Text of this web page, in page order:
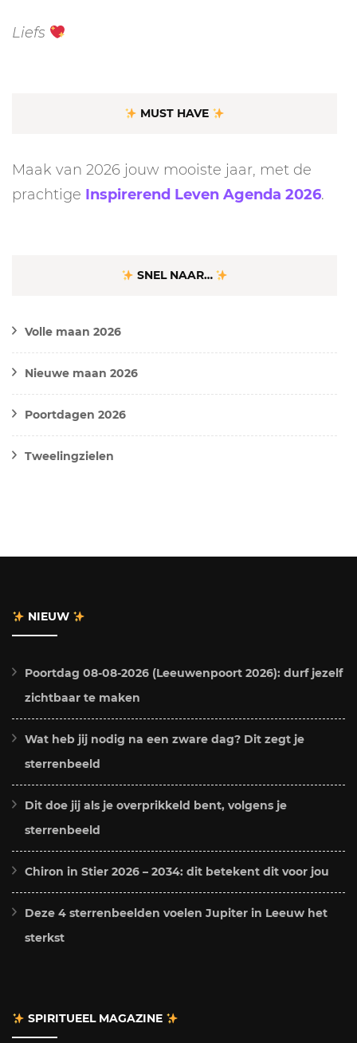
Liefs
MUST HAVE
Maak van 2026 jouw mooiste jaar, met de
prachtige Inspirerend Leven Agenda 2026.
SNEL NAAR…
Volle maan 2026
Nieuwe maan 2026
Poortdagen 2026
Tweelingzielen
NIEUW
Poortdag 08-08-2026 (Leeuwenpoort 2026): durf jezelf
zichtbaar te maken
Wat heb jij nodig na een zware dag? Dit zegt je
sterrenbeeld
Dit doe jij als je overprikkeld bent, volgens je
sterrenbeeld
Chiron in Stier 2026 – 2034: dit betekent dit voor jou
Deze 4 sterrenbeelden voelen Jupiter in Leeuw het
sterkst
SPIRITUEEL MAGAZINE